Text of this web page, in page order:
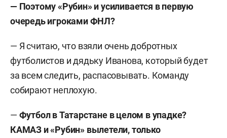
— Поэтому «Рубин» и усиливается в первую
очередь игроками ФНЛ?
— Я считаю, что взяли очень добротных
футболистов и дядьку Иванова, который будет
за всем следить, распасовывать. Команду
собирают неплохую.
— Футбол в Татарстане в целом в упадке?
КАМАЗ и «Рубин» вылетели, только